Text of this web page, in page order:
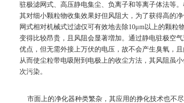
驻极滤网式、高压静电集尘、负离子和等离子体法等
其对细小颗粒物收集效果好但风阻大，为了获得高的
网式相对机械式过滤仅可有效地去除10μm以上的颗
变得比较昂贵，且风阻会显著増加。通过静电驻极空
优点，但无需外接上万伏的电压，故不会产生臭氧，
从而使尘粒带电吸附到电极上的收尘方法，其风阻虽
次污染。
市面上的净化器种类繁杂，其应用的挣化技术也不